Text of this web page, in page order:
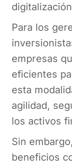
Para los
empresas
eficientes
esta
agilidad,
los activos
Sin
beneficios